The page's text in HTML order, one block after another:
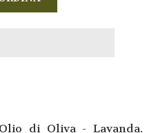
di Oliva - Lavanda.